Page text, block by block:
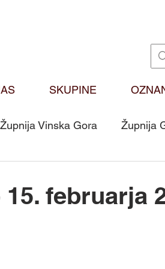
SKUPINE
Župnija Vinska Gora Župnija
Martin
februarja